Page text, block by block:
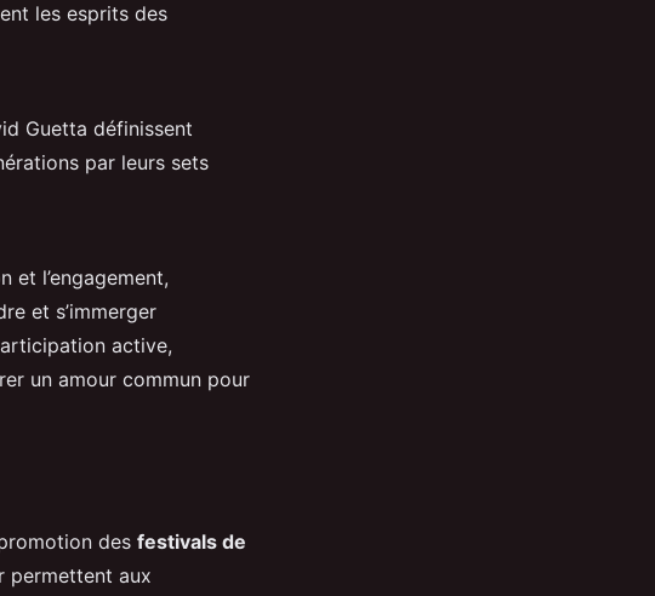
les esprits des
Guetta définissent
par leurs sets
et l’engagement,
et s’immerger
active,
un amour commun pour
des festivals de
permettent aux